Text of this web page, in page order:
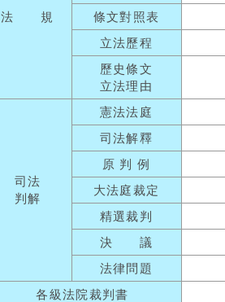
法 規
條文對照表
立法歷程
歷史條文
立法理由
司法
判解
憲法法庭
司法解釋
原 判 例
大法庭裁定
精選裁判
決 議
法律問題
各級法院裁判書